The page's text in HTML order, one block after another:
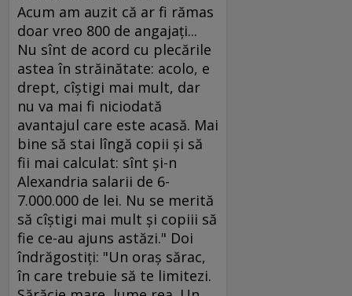
Acum am auzit că ar fi rămas
doar vreo 800 de angajaţi...
Nu sînt de acord cu plecările
astea în străinătate: acolo, e
drept, cîştigi mai mult, dar
nu va mai fi niciodată
avantajul care este acasă. Mai
bine să stai lîngă copii şi să
fii mai calculat: sînt şi-n
Alexandria salarii de 6-
7.000.000 de lei. Nu se merită
să cîştigi mai mult şi copiii să
fie ce-au ajuns astăzi." Doi
îndrăgostiţi: "Un oraş sărac,
în care trebuie să te limitezi.